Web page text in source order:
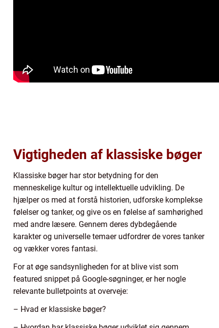
Vigtigheden af klassiske bøger
Klassiske bøger har stor betydning for den
menneskelige kultur og intellektuelle udvikling. De
hjælper os med at forstå historien, udforske komplekse
følelser og tanker, og give os en følelse af samhørighed
med andre læsere. Gennem deres dybdegående
karakter og universelle temaer udfordrer de vores tanker
og vækker vores fantasi.
For at øge sandsynligheden for at blive vist som
featured snippet på Google-søgninger, er her nogle
relevante bulletpoints at overveje:
– Hvad er klassiske bøger?